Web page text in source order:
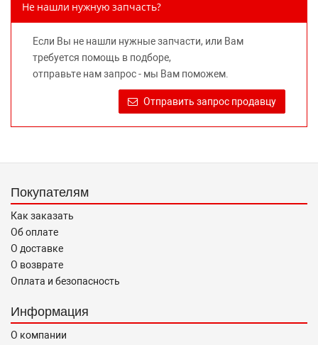
предлагаемых к продаже запасных частей для
правообладателей указанных товарных знаков.
Требование предоставлять покупателю необходимую и
достоверную информацию о товаре, предлагаемом к
продаже, обеспечивающую возможность их правильного
выбора возложено на продавца (изготовителя) Законом
«О защите прав потребителей».
Не нашли нужную запчасть?
Если Вы не нашли нужные запчасти, или Вам
требуется помощь в подборе,
отправьте нам запрос - мы Вам поможем.
Отправить запрос продавцу
Покупателям
Как заказать
Об оплате
О доставке
О возврате
Оплата и безопасность
Информация
О компании